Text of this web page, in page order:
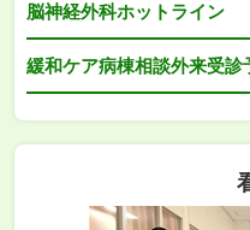
脳神経外科ホットライン
緩和ケア病棟相談外来受診